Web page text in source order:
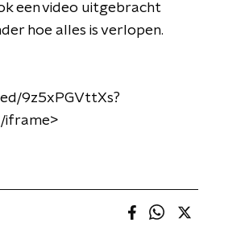
een video uitgebracht
hoe alles is verlopen.
9z5xPGVttXs?
iframe>